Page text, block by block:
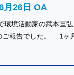
26日 OA
境活動家の武本匡弘
ご報告でした。 1ヶ